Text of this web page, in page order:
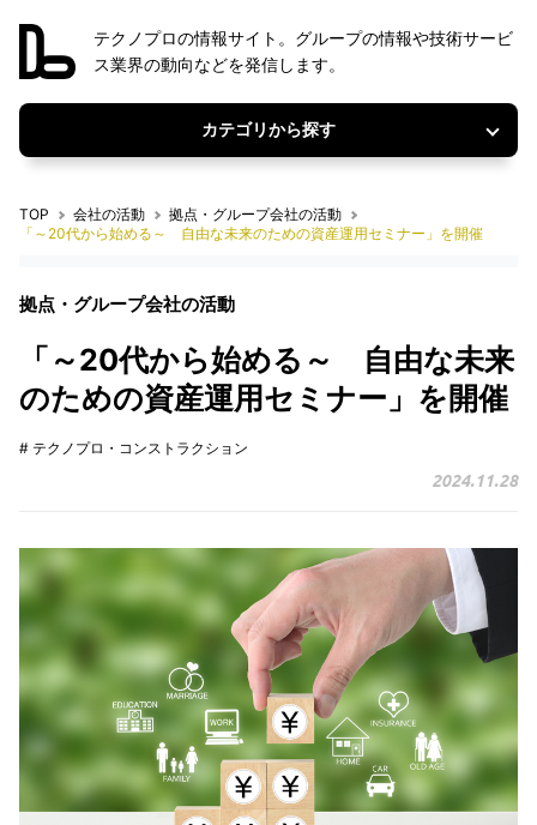
テクノプロの情報サイト。グループの情報や技術サービ
ス業界の動向などを発信します。
カテゴリから探す
TOP 会社の活動
拠点・グループ会社の活動
「～20代から始める～ 自由な未来のための資産運用セミナー」を開催
拠点・グループ会社の活動
「～20代から始める～ 自由な未来
のための資産運用セミナー」を開催
# テクノプロ・コンストラクション
2024.11.28